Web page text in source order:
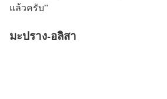
แล้วครับ”
มะปราง-อลิสา